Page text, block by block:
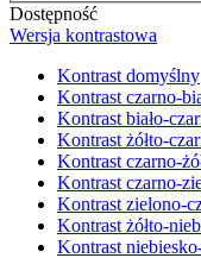
Dostępność
Wersja kontrastowa
Kontrast domyślny
Kontrast czarno-
Kontrast biało-
Kontrast żółto-
Kontrast czarno-
Kontrast czarno-
Kontrast zielono-
Kontrast żółto-
Kontrast